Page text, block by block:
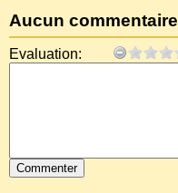
Aucun commentaire
Evaluation: